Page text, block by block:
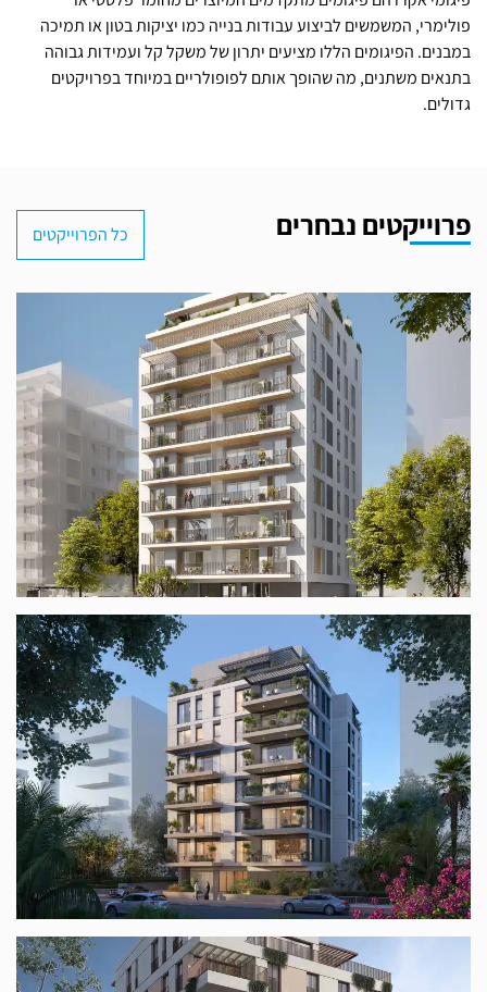
פולימרי, המשמשים לביצוע עבודות בנייה כמו יציקות בטון או תמיכה
במבנים. הפיגומים הללו מציעים יתרון של משקל קל ועמידות גבוהה
בתנאים משתנים, מה שהופך אותם לפופולריים במיוחד בפרויקטים
גדולים.
פרוייקטים נבחרים כל הפרוייקטים
ז׳בוטינסקי 101 ת"א
המאירי 7 ת"א